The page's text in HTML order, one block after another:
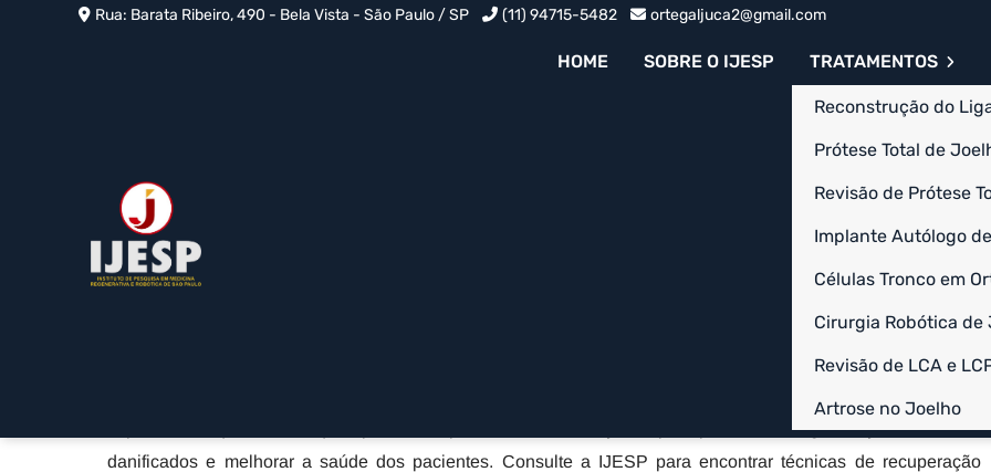
Rua: Barata Ribeiro, 490 - Bela Vista - São Paulo / SP (11) 94715-5482 ortegaljuca2@gmail.com
HOME SOBRE O IJESP TRATAMENTOS
Reconstrução do
Prótese Total de
Revisão de Prótese
Implante Autólogo
Células Tronco em
Cirurgia Robótica de
Revisão de LCA e
Artrose no Joelho
Terapia Celular Regenerativa na Vila
Mariana
A terapia celular regenperativa é indicada quando ocorrem lesões musculoesqueléticas, degeneração articular
especialistas qualificados que aplicam terapias celulares avançadas para promover a regeneração de tecidos
danificados e melhorar a saúde dos pacientes. Consulte a IJESP para encontrar técnicas de recuperação